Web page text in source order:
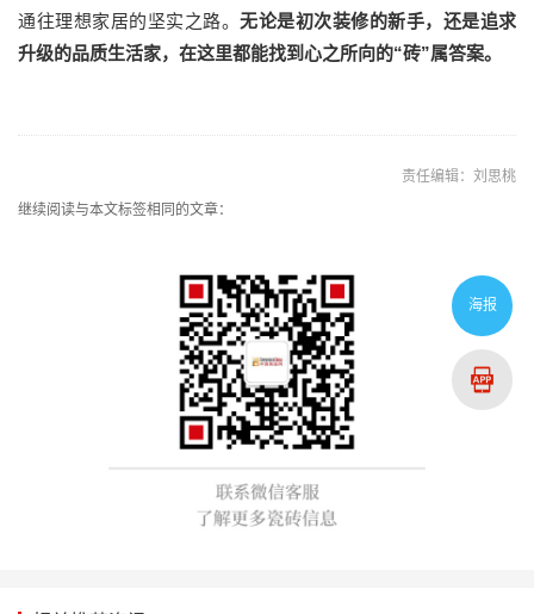
通往理想家居的坚实之路。 无论是初次装修的新手，还是追求
升级的品质生活家，在这里都能找到心之所向的“砖”属答案。
责任编辑：刘思桃
继续阅读与本文标签相同的文章：
海报